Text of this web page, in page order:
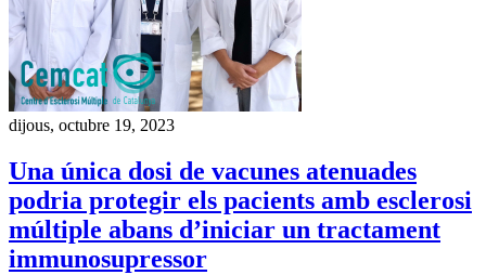
dijous, octubre 19, 2023
Una única dosi de vacunes atenuades
podria protegir els pacients amb esclerosi
múltiple abans d’iniciar un tractament
immunosupressor